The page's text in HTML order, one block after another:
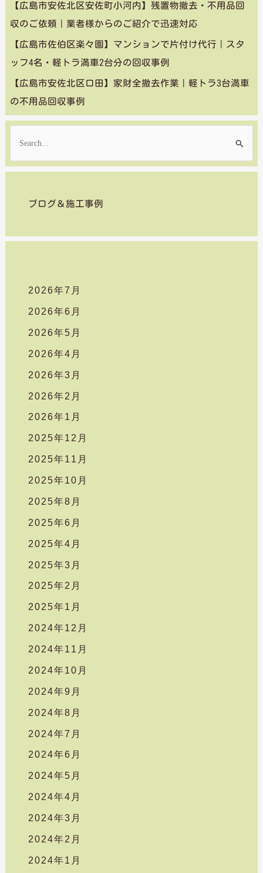
【広島市安佐北区安佐町小河内】残置物撤去・不用品回
収のご依頼｜業者様からのご紹介で迅速対応
【広島市佐伯区楽々園】マンションで片付け代行｜スタ
ッフ4名・軽トラ満車2台分の回収事例
【広島市安佐北区口田】家財全撤去作業｜軽トラ3台満車
の不用品回収事例
索
ブログ＆施工事例
2026年7月
2026年6月
2026年5月
2026年4月
2026年3月
2026年2月
2026年1月
2025年12月
2025年11月
2025年10月
2025年8月
2025年6月
2025年4月
2025年3月
2025年2月
2025年1月
2024年12月
2024年11月
2024年10月
2024年9月
2024年8月
2024年7月
2024年6月
2024年5月
2024年4月
2024年3月
2024年2月
2024年1月